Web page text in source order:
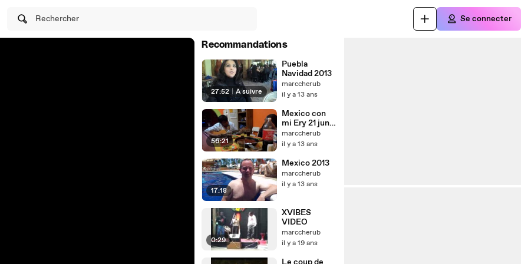
Rechercher Se connecter
Recommandations
27:52 À suivre
Puebla
Navidad 2013
marccherub
il y a 13 ans
56:21
Mexico con
mi Ery 21 junio
21 julio 2013
marccherub
il y a 13 ans
17:18
Mexico 2013
marccherub
il y a 13 ans
0:29
XVIBES
VIDEO
marccherub
il y a 19 ans